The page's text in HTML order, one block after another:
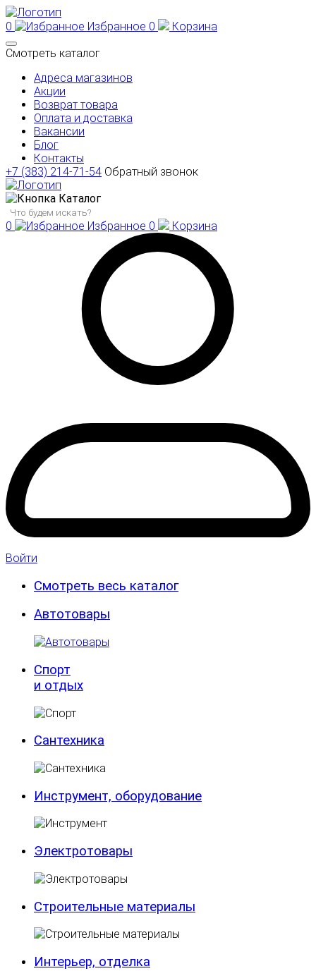
0 Избранное 0
Корзина
Смотреть каталог
Адреса магазинов
Акции
Возврат товара
Оплата и доставка
Вакансии
Блог
Контакты
+7 (383) 214-71-54 Обратный звонок
Каталог
0 Избранное 0 Корзина
Войти
Смотреть весь каталог
Автотовары
Спорт
и отдых
Сантехника
Инструмент, оборудование
Электротовары
Строительные материалы
Интерьер, отделка